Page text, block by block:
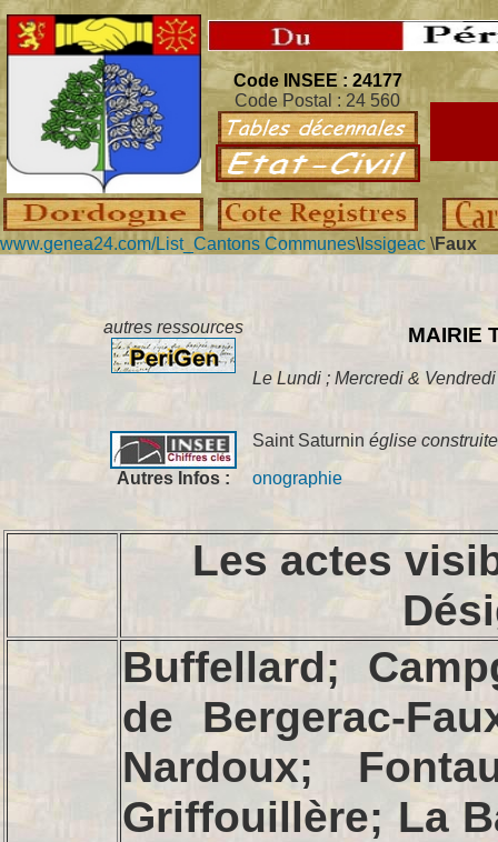
Code INSEE : 24177
Code Postal : 24 560
www.genea24.com/List_Cantons Communes\ Issigeac \Faux
autres ressources MAIRIE
Le Lundi ; Mercredi &
Autres Infos :
Saint Saturnin église
onographie
Les actes
Buffellard;
de Bergerac-
Nardoux;
Griffouillère; La